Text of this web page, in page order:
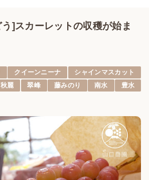
]スカーレットの収穫が始ま
クイーンニーナ
シャインマスカット
秋麗 翠峰 藤みのり 南水 豊水